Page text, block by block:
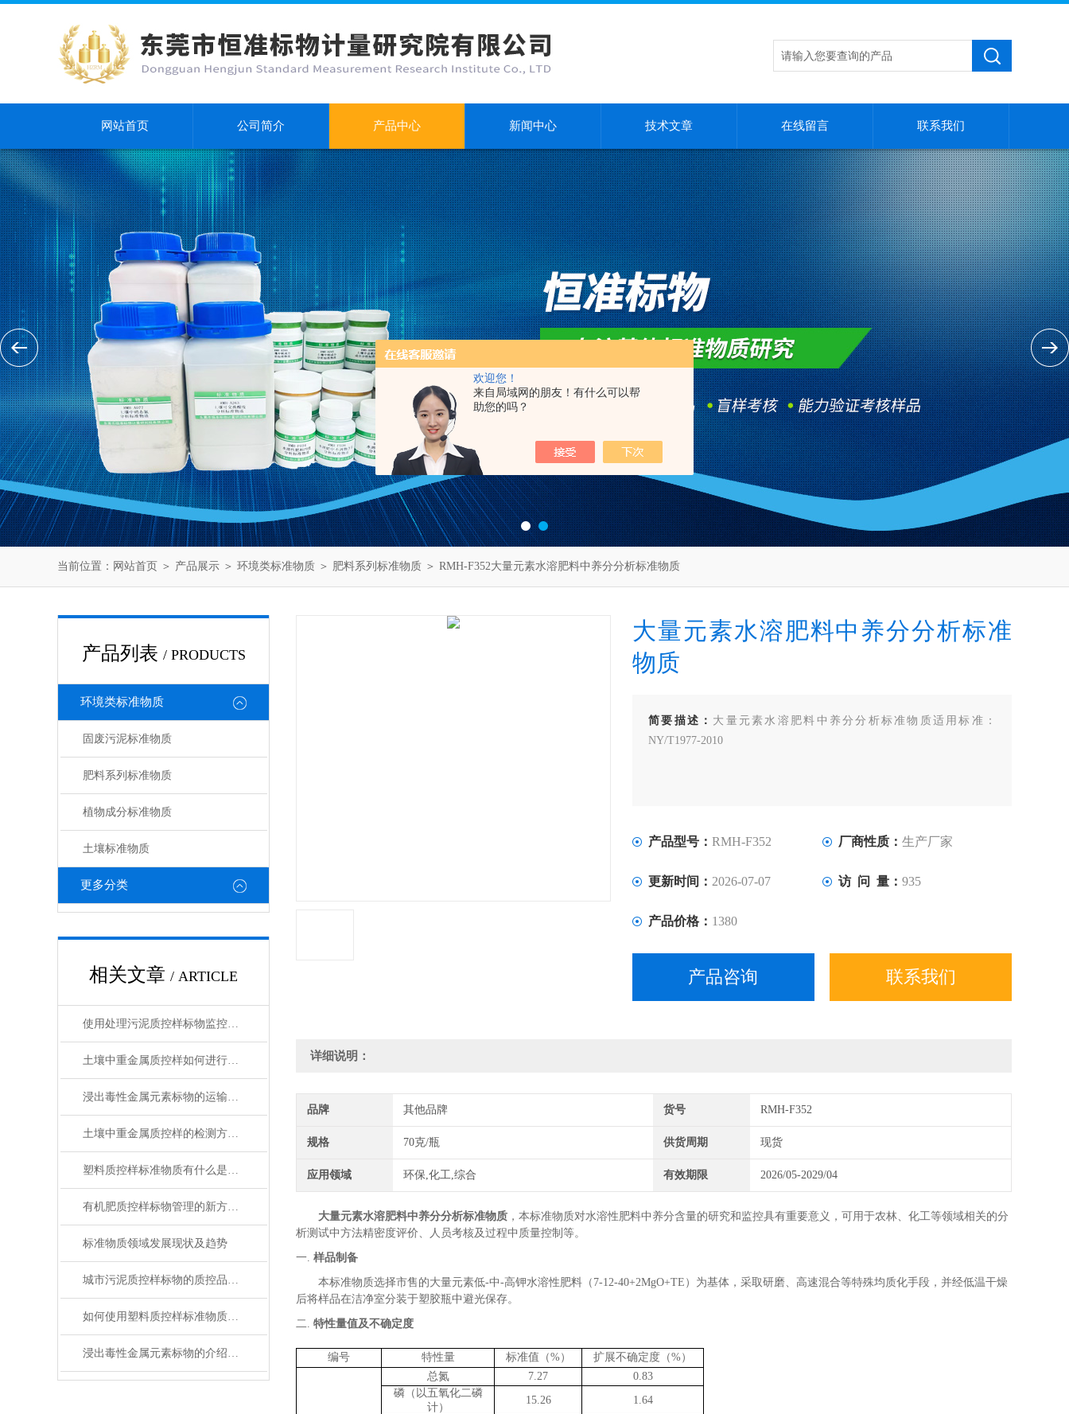
欢迎您！
来自局域网的朋友！有什么可以帮
助您的吗？
网站首页 公司简介 产品中心 新闻中心 技术文章 在线留言 联系我们
当前位置： 网站首页 ＞ 产品展示 ＞ 环境类标准物质 ＞ 肥料系列标准物质 ＞ RMH-F352大量元素水溶肥料中养分分析标准物质
产品列表 / PRODUCTS
环境类标准物质
固废污泥标准物质
肥料系列标准物质
植物成分标准物质
土壤标准物质
更多分类
相关文章 / ARTICLE
使用处理污泥质控样标物监控分析过程，确保数据准确性的实用技巧
土壤中重金属质控样如何进行抽取和分析
浸出毒性金属元素标物的运输与储存
土壤中重金属质控样的检测方法与操作规范指南
塑料质控样标准物质有什么是我们不知道的
有机肥质控样标物管理的新方法与新思路
标准物质领域发展现状及趋势
城市污泥质控样标物的质控品定值分析
如何使用塑料质控样标准物质提高电子行业中产品质量
浸出毒性金属元素标物的介绍与说明
大量元素水溶肥料中养分分析标准
物质
简要描述： 大量元素水溶肥料中养分分析标准物质适用标准：
NY/T1977-2010
产品型号： RMH-F352 厂商性质： 生产厂家
更新时间： 2026-07-07 访 问 量： 935
产品价格： 1380
产品咨询 联系我们
详细说明：
品牌 其他品牌 货号 RMH-F352
规格 70克/瓶 供货周期 现货
应用领域 环保,化工,综合 有效期限 2026/05-2029/04
大量元素水溶肥料中养分分析标准物质 ，本标准物质对水溶性肥料中 养分含量的研究和监控具有重要意义，可用于农林、 化工等领域相关的分
析测试中方法精密度评价、
人员考核及过程中质量控制 等。
一. 样品制备
本标准物质选择市售 的大量元素低-中-高钾水溶性肥料（ 7-12-40+2MgO+TE ） 为基体， 采取研磨、 高速混合等特殊均质化手段 ，并经低温干燥
后将样品在洁净室分装于塑胶瓶中避光保存。
二. 特性量值及不确定度
编号 特性量 标准值（%） 扩展不确定度（%）
总氮 7.27
0.83
磷（以五氧化二磷
计）
15.26
1.64